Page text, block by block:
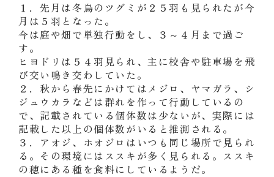
１．先月は冬鳥のツグミが２５羽も見られたが今
月は５羽となった。
今は庭や畑で単独行動をし、３～４月まで過ご
す。
ヒヨドリは５４羽見られ、主に校舎や駐車場を飛
び交い鳴き交わしていた。
２．秋から春先にかけてはメジロ、ヤマガラ、シ
ジュウカラなどは群れを作って行動しているの
で、記載されている個体数は少ないが、実際には
記載した以上の個体数がいると推測される。
３．アオジ、ホオジロはいつも同じ場所で見られ
る。その環境にはススキが多く見られる。ススキ
の穂にある種を食料にしているようだ。